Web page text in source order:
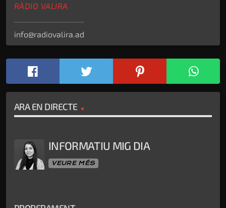
RÀDIO VALIRA
info@radiovalira.ad
ARA EN DIRECTE
INFORMATIU MIG DIA
VEURE MÉS